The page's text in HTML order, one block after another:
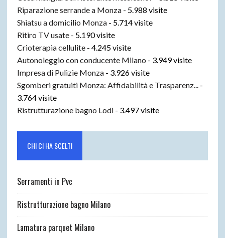
Riparazione serrande a Monza- 5.988 visite
Shiatsu a domicilio Monza- 5.714 visite
Ritiro TV usate- 5.190 visite
Crioterapia cellulite- 4.245 visite
Autonoleggio con conducente Milano - 3.949 visite
Impresa di Pulizie Monza- 3.926 visite
Sgomberi gratuiti Monza: Affidabilità e Trasparenz...
-
3.764 visite
Ristrutturazione bagno Lodi- 3.497 visite
CHI CI HA SCELTI
Serramenti in Pvc
Ristrutturazione bagno Milano
Lamatura parquet Milano